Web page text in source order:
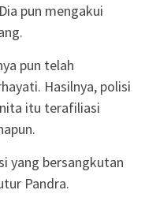
pun mengakui
pun telah
Hasilnya, polisi
itu terafiliasi
yang bersangkutan
Pandra.